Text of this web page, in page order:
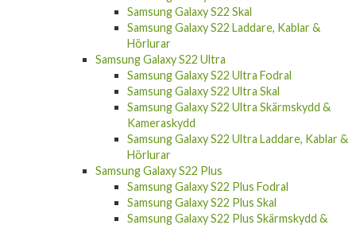
Samsung Galaxy S22 Skal
Samsung Galaxy S22 Laddare, Kablar &
Hörlurar
Samsung Galaxy S22 Ultra
Samsung Galaxy S22 Ultra Fodral
Samsung Galaxy S22 Ultra Skal
Samsung Galaxy S22 Ultra Skärmskydd &
Kameraskydd
Samsung Galaxy S22 Ultra Laddare, Kablar &
Hörlurar
Samsung Galaxy S22 Plus
Samsung Galaxy S22 Plus Fodral
Samsung Galaxy S22 Plus Skal
Samsung Galaxy S22 Plus Skärmskydd &